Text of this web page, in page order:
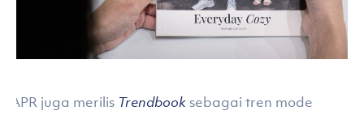
APR juga merilis Trendbook sebagai tren mode